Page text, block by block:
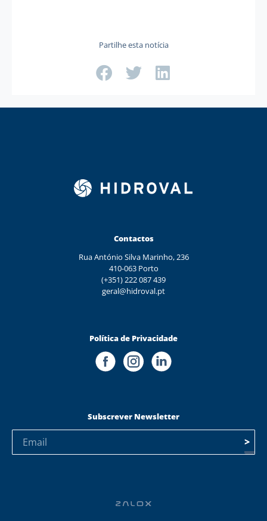
Partilhe esta notícia
Contactos
Rua António Silva Marinho, 236
410-063 Porto
(+351) 222 087 439
geral@hidroval.pt
Política de Privacidade
Subscrever Newsletter
>